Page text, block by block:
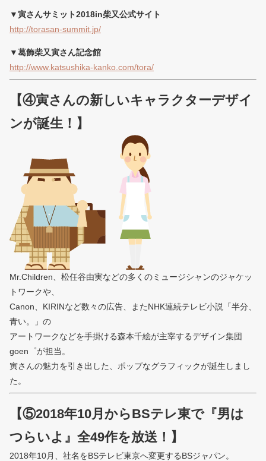
▼寅さんサミット2018in柴又公式サイト
http://torasan-summit.jp/
▼葛飾柴又寅さん記念館
http://www.katsushika-kanko.com/tora/
【④寅さんの新しいキャラクターデザイ
ンが誕生！】
Mr.Children、松任谷由実などの多くのミュージシャンのジャケッ
トワークや、
Canon、KIRINなど数々の広告、またNHK連続テレビ小説「半分、
青い。」の
アートワークなどを手掛ける森本千絵が主宰するデザイン集団
goen゜が担当。
寅さんの魅力を引き出した、ポップなグラフィックが誕生しまし
た。
【⑤2018年10月からBSテレ東で『男は
つらいよ』全49作を放送！】
2018年10月、社名をBSテレビ東京へ変更するBSジャパン。